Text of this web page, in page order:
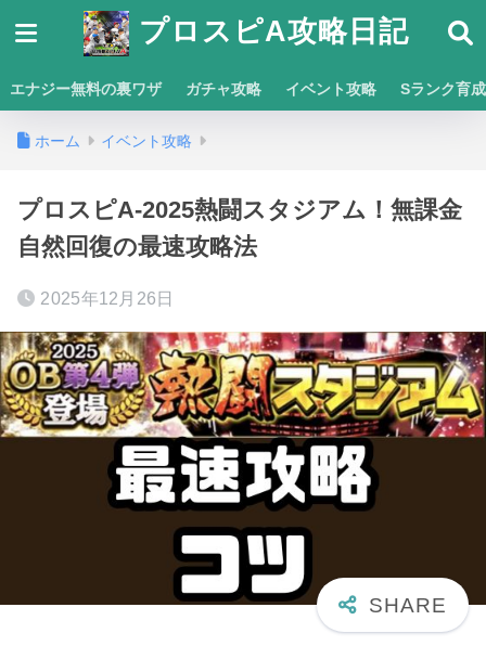
プロスピA攻略日記
エナジー無料の裏ワザ ガチャ攻略 イベント攻略 Sランク育
ホーム イベント攻略
プロスピA-2025熱闘スタジアム！無課金
自然回復の最速攻略法
2025年12月26日